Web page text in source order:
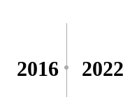
2016 2022